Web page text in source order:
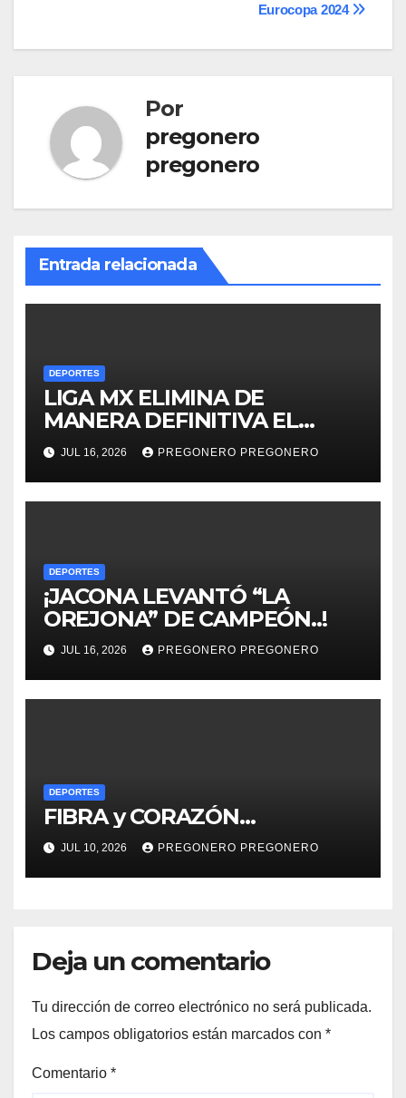
Eurocopa 2024
Por
pregonero
pregonero
Entrada relacionada
DEPORTES
LIGA MX ELIMINA DE
MANERA DEFINITIVA EL
ASCENSO Y DESCENSO EN SU
REGLAMENTO
JUL 16, 2026 PREGONERO PREGONERO
DEPORTES
¡JACONA LEVANTÓ “LA
OREJONA” DE CAMPEÓN..!
JUL 16, 2026 PREGONERO PREGONERO
DEPORTES
FIBRA y CORAZÓN…
JUL 10, 2026 PREGONERO PREGONERO
Deja un comentario
Tu dirección de correo electrónico no será publicada.
Los campos obligatorios están marcados con *
Comentario *